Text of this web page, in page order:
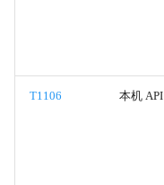
附加容器集群角色
T1106 本机 API